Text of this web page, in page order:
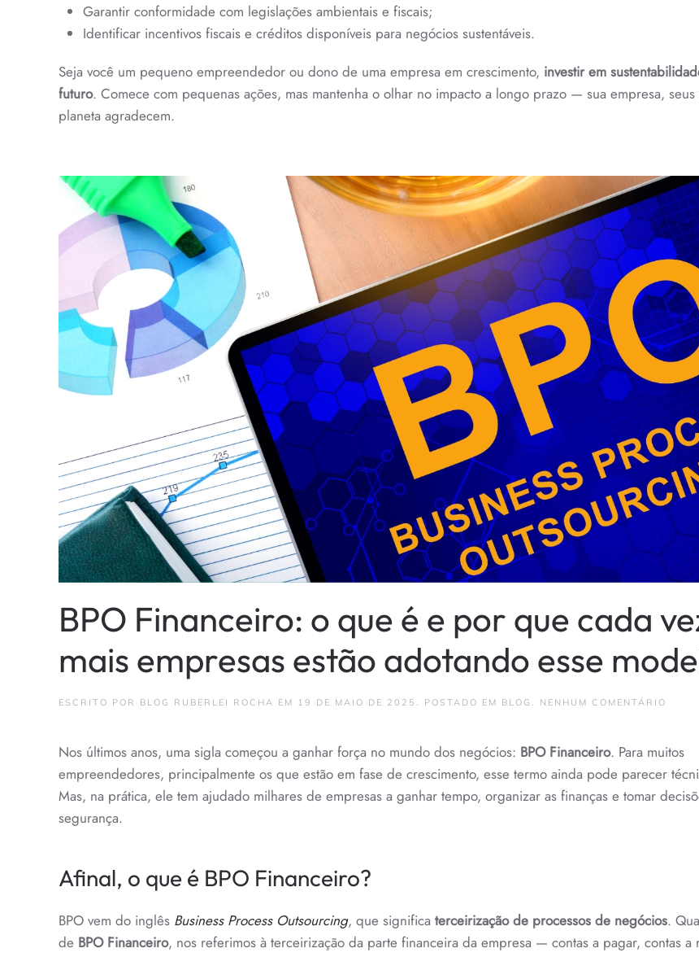
Garantir conformidade com legislações ambientais e fiscais;
Identificar incentivos fiscais e créditos disponíveis para negócios sustentáveis.
Seja você um pequeno empreendedor ou dono de uma empresa em crescimento, investir em
futuro. Comece com pequenas ações, mas mantenha o olhar no impacto a longo prazo — sua empresa,
planeta agradecem.
BPO Financeiro: o que é e por que cada
mais empresas estão adotando esse
ESCRITO POR BLOG RUBERLEI ROCHA EM 19 DE MAIO DE 2025 . POSTADO EM BLOG . NENHUM COMENTÁRIO
QUE
E
POR
QUE
Nos últimos anos, uma sigla começou a ganhar força no mundo dos negócios: BPO Financeiro. Para muitos
empreendedores, principalmente os que estão em fase de crescimento, esse termo ainda pode parecer
Mas, na prática, ele tem ajudado milhares de empresas a ganhar tempo, organizar as finanças e tomar
segurança.
Afinal, o que é BPO Financeiro?
BPO vem do inglês Business Process Outsourcing, que significa terceirização de processos de negócios.
de BPO Financeiro, nos referimos à terceirização da parte financeira da empresa — contas a pagar, contas a